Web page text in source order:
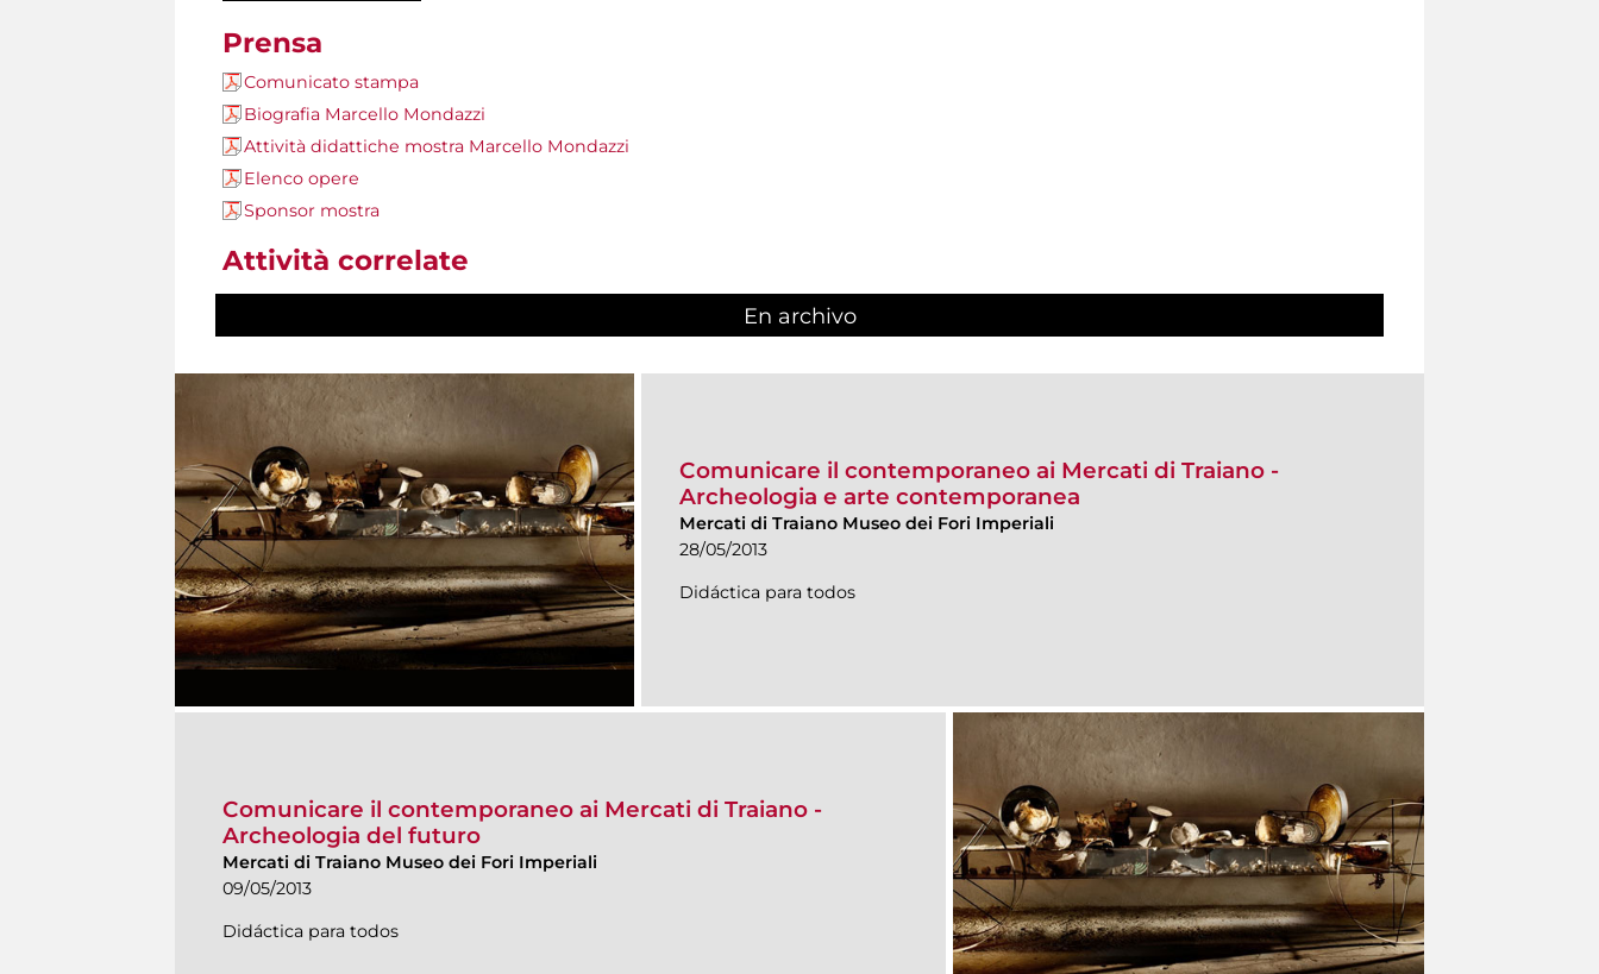
Prensa
Comunicato stampa
Biografia Marcello Mondazzi
Attività didattiche mostra Marcello Mondazzi
Elenco opere
Sponsor mostra
Attività correlate
En archivo
Comunicare il contemporaneo ai Mercati di Traiano -
Archeologia e arte contemporanea
Mercati di Traiano Museo dei Fori Imperiali
28/05/2013
Didáctica para todos
Comunicare il contemporaneo ai Mercati di Traiano -
Archeologia del futuro
Mercati di Traiano Museo dei Fori Imperiali
09/05/2013
Didáctica para todos